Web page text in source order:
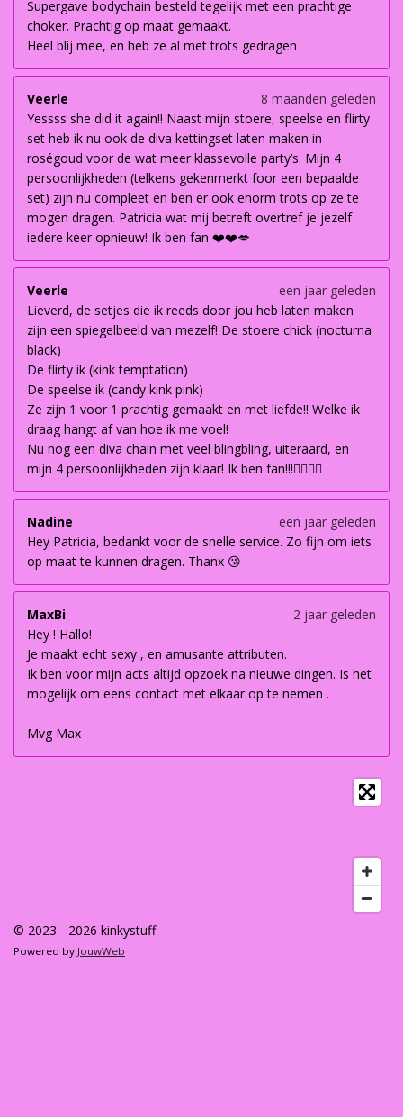
Supergave bodychain besteld tegelijk met een prachtige
choker. Prachtig op maat gemaakt.
Heel blij mee, en heb ze al met trots gedragen
Veerle
8 maanden geleden
Yessss she did it again!! Naast mijn stoere, speelse en flirty
set heb ik nu ook de diva kettingset laten maken in
roségoud voor de wat meer klassevolle party’s. Mijn 4
persoonlijkheden (telkens gekenmerkt foor een bepaalde
set) zijn nu compleet en ben er ook enorm trots op ze te
mogen dragen. Patricia wat mij betreft overtref je jezelf
iedere keer opnieuw! Ik ben fan ❤️❤️💋
Veerle
een jaar geleden
Lieverd, de setjes die ik reeds door jou heb laten maken
zijn een spiegelbeeld van mezelf! De stoere chick (nocturna
black)
De flirty ik (kink temptation)
De speelse ik (candy kink pink)
Ze zijn 1 voor 1 prachtig gemaakt en met liefde!! Welke ik
draag hangt af van hoe ik me voel!
Nu nog een diva chain met veel blingbling, uiteraard, en
mijn 4 persoonlijkheden zijn klaar! Ik ben fan!!!👌🏽👌🏽
Nadine
een jaar geleden
Hey Patricia, bedankt voor de snelle service. Zo fijn om iets
op maat te kunnen dragen. Thanx 😘
MaxBi
2 jaar geleden
Hey ! Hallo!
Je maakt echt sexy , en amusante attributen.
Ik ben voor mijn acts altijd opzoek na nieuwe dingen. Is het
mogelijk om eens contact met elkaar op te nemen .
Mvg Max
© 2023 - 2026 kinkystuff
Powered by JouwWeb